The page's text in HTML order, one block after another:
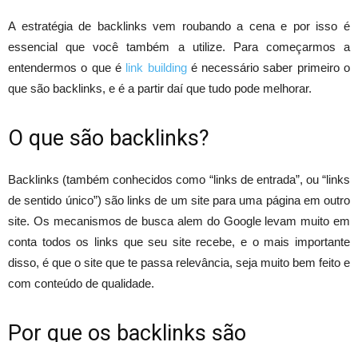
A estratégia de backlinks vem roubando a cena e por isso é
essencial que você também a utilize. Para começarmos a
entendermos o que é link buildingé necessário saber primeiro o
que são backlinks, e é a partir daí que tudo pode melhorar.
O que são backlinks?
Backlinks (também conhecidos como “links de entrada”, ou “links
de sentido único”) são links de um site para uma página em outro
site. Os mecanismos de busca alem do Google levam muito em
conta todos os links que seu site recebe, e o mais importante
disso, é que o site que te passa relevância, seja muito bem feito e
com conteúdo de qualidade.
Por que os backlinks são